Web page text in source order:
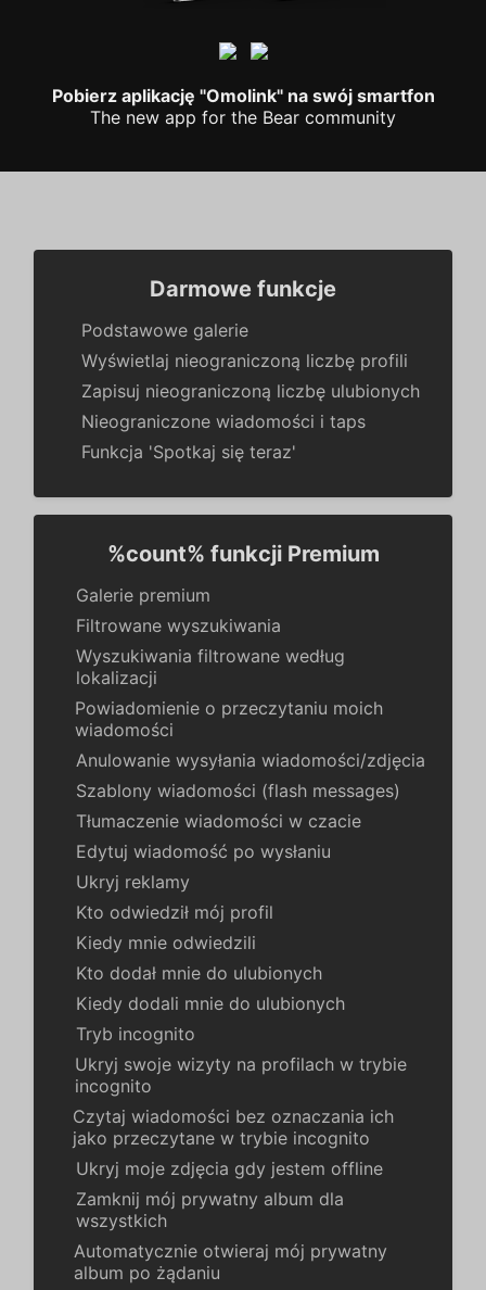
Pobierz aplikację "Omolink" na swój smartfon
The new app for the Bear community
Darmowe funkcje
Podstawowe galerie
Wyświetlaj nieograniczoną liczbę profili
Zapisuj nieograniczoną liczbę ulubionych
Nieograniczone wiadomości i taps
Funkcja 'Spotkaj się teraz'
%count% funkcji Premium
Galerie premium
Filtrowane wyszukiwania
Wyszukiwania filtrowane według
lokalizacji
Powiadomienie o przeczytaniu moich
wiadomości
Anulowanie wysyłania wiadomości/zdjęcia
Szablony wiadomości (flash messages)
Tłumaczenie wiadomości w czacie
Edytuj wiadomość po wysłaniu
Ukryj reklamy
Kto odwiedził mój profil
Kiedy mnie odwiedzili
Kto dodał mnie do ulubionych
Kiedy dodali mnie do ulubionych
Tryb incognito
Ukryj swoje wizyty na profilach w trybie
incognito
Czytaj wiadomości bez oznaczania ich
jako przeczytane w trybie incognito
Ukryj moje zdjęcia gdy jestem offline
Zamknij mój prywatny album dla
wszystkich
Automatycznie otwieraj mój prywatny
album po żądaniu